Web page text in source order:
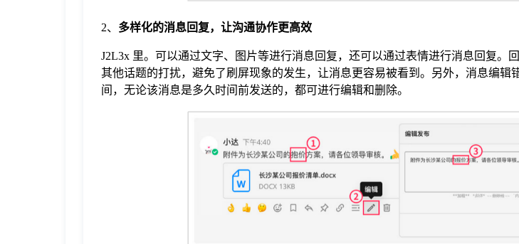
2、 多样化的消息回复， 让沟通协作更高效
J2L3x 里。可以通过文字、图片等进行消息回复，还可以通过表情进行消息回复。
其他话题的打扰，避免了刷屏现象的发生，让消息更容易被看到。另外，消息编辑
间，无论该消息是多久时间前发送的，都可进行编辑和删除。